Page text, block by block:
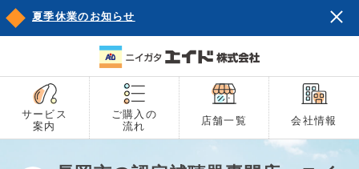
夏季休業のお知らせ
サービス
案内
ご購入の
流れ
店舗一覧 会社情報